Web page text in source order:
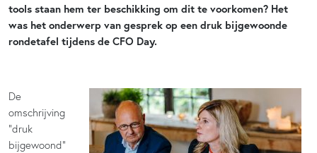
tools staan hem ter beschikking om dit te voorkomen? Het
was het onderwerp van gesprek op een druk bijgewoonde
rondetafel tijdens de CFO Day.
De
omschrijving
“druk
bijgewoond”